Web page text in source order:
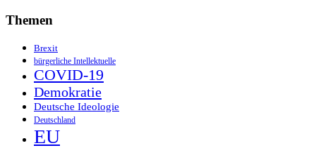
Themen
Brexit
bürgerliche Intellektuelle
COVID-19
Demokratie
Deutsche Ideologie
Deutschland
EU